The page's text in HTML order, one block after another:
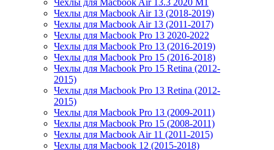
Чехлы для Macbook Air 13.3 2020 M1
Чехлы для Macbook Air 13 (2018-2019)
Чехлы для Macbook Air 13 (2011-2017)
Чехлы для Macbook Pro 13 2020-2022
Чехлы для Macbook Pro 13 (2016-2019)
Чехлы для Macbook Pro 15 (2016-2018)
Чехлы для Macbook Pro 15 Retina (2012-
2015)
Чехлы для Macbook Pro 13 Retina (2012-
2015)
Чехлы для Macbook Pro 13 (2009-2011)
Чехлы для Macbook Pro 15 (2008-2011)
Чехлы для Macbook Air 11 (2011-2015)
Чехлы для Macbook 12 (2015-2018)